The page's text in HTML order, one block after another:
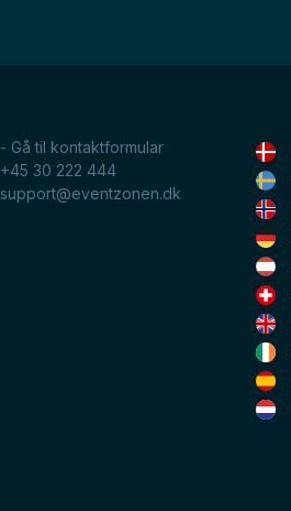
- Gå til kontaktformular
+45 30 222 444
support@eventzonen.dk